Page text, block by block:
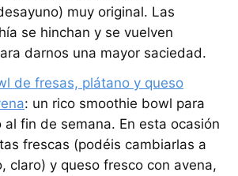
muy original. Las
se hinchan y se vuelven
darnos una mayor saciedad.
de fresas, plátano y queso
: un rico smoothie bowl para
al fin de semana. En esta ocasión
frescas (podéis cambiarlas a
claro) y queso fresco con avena,